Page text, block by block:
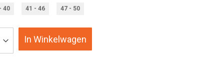
40 41 - 46 47 - 50
In Winkelwagen